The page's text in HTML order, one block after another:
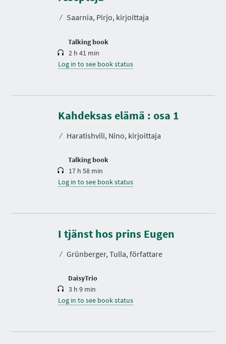
⁄ Saarnia, Pirjo, kirjoittaja
Talking book
a
i
2 h 41 min
Log in to see book status
Kahdeksas elämä : osa 1
⁄ Haratishvili, Nino, kirjoittaja
Talking book
D
r
a
i
17 h 58 min
Log in to see book status
I tjänst hos prins Eugen
⁄ Grünberger, Tulla, författare
DaisyTrio
D
r
a
i
3 h 9 min
Log in to see book status